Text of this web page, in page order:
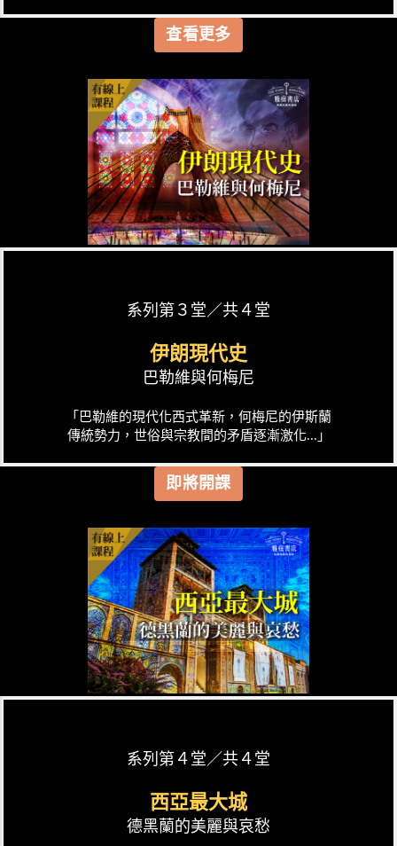
查看更多
系列第３堂／共４堂
伊朗現代史
巴勒維與何梅尼
「巴勒維的現代化西式革新，何梅尼的伊斯蘭
傳統勢力，世俗與宗教間的矛盾逐漸激化...」
即將開課
系列第４堂／共４堂
西亞最大城
德黑蘭的美麗與哀愁